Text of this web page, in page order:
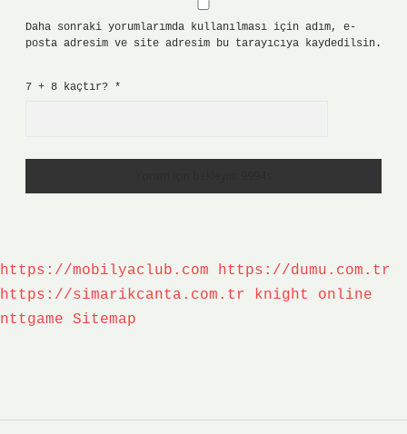
Daha sonraki yorumlarımda kullanılması için adım, e-
posta adresim ve site adresim bu tarayıcıya kaydedilsin.
7 + 8 kaçtır? *
https://mobilyaclub.com
https://dumu.com.tr
https://simarikcanta.com.tr
knight online
nttgame
Sitemap